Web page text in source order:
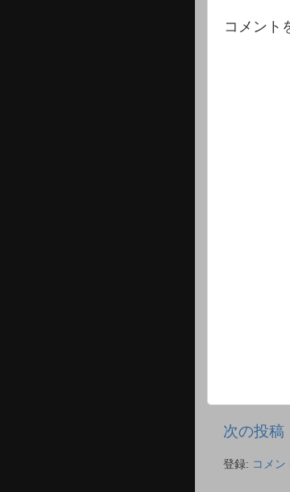
コメント
次の投稿
登録: コメン